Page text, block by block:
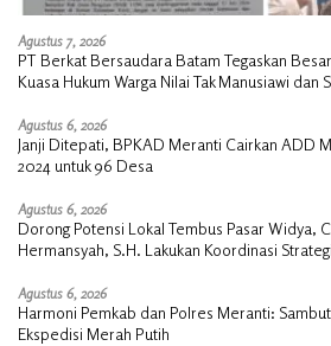
Agustus 7, 2026
PT Berkat Bersaudara Batam Tegaskan
Kuasa Hukum Warga Nilai Tak Manusiawi dan
Agustus 6, 2026
Janji Ditepati, BPKAD Meranti Cairkan ADD
2024 untuk 96 Desa
Agustus 6, 2026
Dorong Potensi Lokal Tembus Pasar Widya,
Hermansyah, S.H. Lakukan Koordinasi
Agustus 6, 2026
Harmoni Pemkab dan Polres Meranti:
Ekspedisi Merah Putih